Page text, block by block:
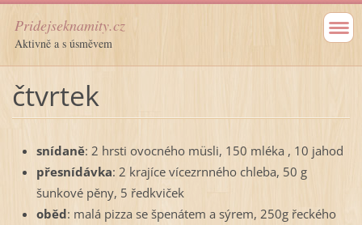
Pridejseknamity.cz
Aktivně a s úsměvem
čtvrtek
snídaně: 2 hrsti ovocného müsli, 150 mléka , 10 jahod
přesnídávka: 2 krajíce vícezrnného chleba, 50 g
šunkové pěny, 5 ředkviček
oběd: malá pizza se špenátem a sýrem, 250g řeckého